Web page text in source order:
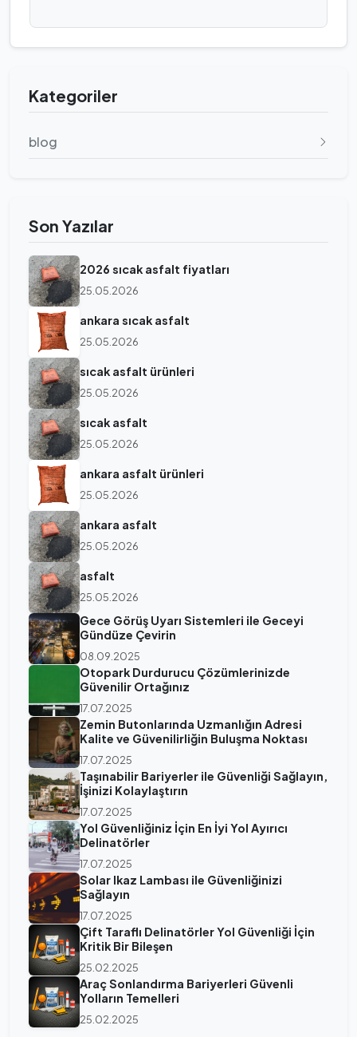
Kategoriler
blog
Son Yazılar
2026 sıcak asfalt fiyatları
25.05.2026
ankara sıcak asfalt
25.05.2026
sıcak asfalt ürünleri
25.05.2026
sıcak asfalt
25.05.2026
ankara asfalt ürünleri
25.05.2026
ankara asfalt
25.05.2026
asfalt
25.05.2026
Gece Görüş Uyarı Sistemleri ile Geceyi
Gündüze Çevirin
08.09.2025
Otopark Durdurucu Çözümlerinizde
Güvenilir Ortağınız
17.07.2025
Zemin Butonlarında Uzmanlığın Adresi
Kalite ve Güvenilirliğin Buluşma Noktası
17.07.2025
Taşınabilir Bariyerler ile Güvenliği Sağlayın,
İşinizi Kolaylaştırın
17.07.2025
Yol Güvenliğiniz İçin En İyi Yol Ayırıcı
Delinatörler
17.07.2025
Solar Ikaz Lambası ile Güvenliğinizi
Sağlayın
17.07.2025
Çift Taraflı Delinatörler Yol Güvenliği İçin
Kritik Bir Bileşen
25.02.2025
Araç Sonlandırma Bariyerleri Güvenli
Yolların Temelleri
25.02.2025